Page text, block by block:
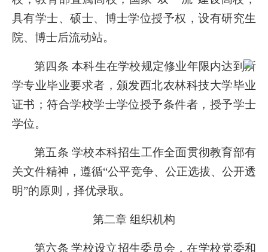
具有学士、硕士、博士学位授予权，设有研究生
院、博士后流动站。
第四条 本科生在学校规定修业年限内达到所
学专业毕业要求者，颁发西北农林科技大学毕业
证书；符合学校学士学位授予条件者，授予学士
学位。
第五条 学校本科招生工作全面贯彻教育部有
关文件精神，遵循“公平竞争、公正选拔、公开透
明”的原则，择优录取。
第二章 组织机构
第六条 学校设立招生委员会，在学校党委和